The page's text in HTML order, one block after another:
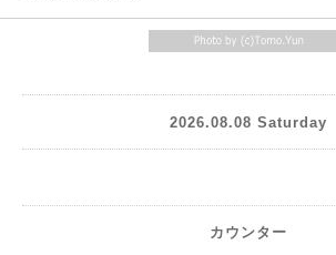
2026.08.08 Saturday
カウンター